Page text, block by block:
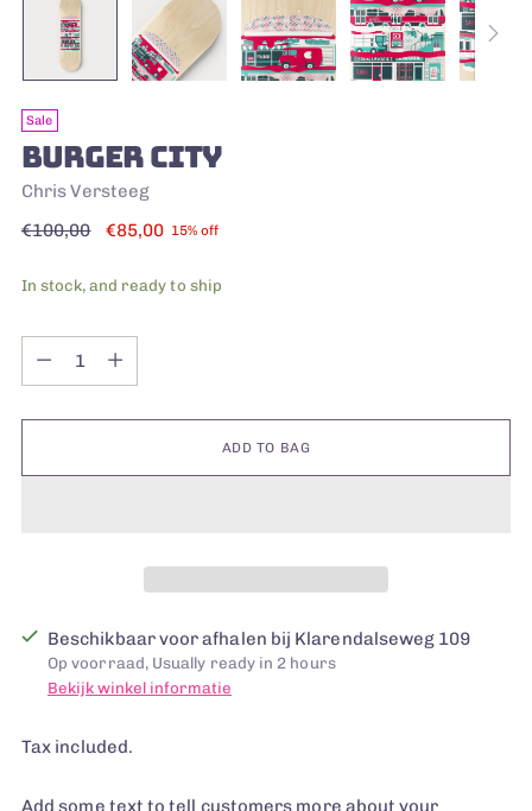
Sale
BURGER CITY
Chris Versteeg
Regular
€100,00 €85,00 15% off
In stock, and ready to ship
Quantity
Quantity
ADD TO BAG
Beschikbaar voor afhalen bij Klarendalseweg 109
Op voorraad, Usually ready in 2 hours
Bekijk winkel informatie
Tax included.
Add some text to tell customers more about your